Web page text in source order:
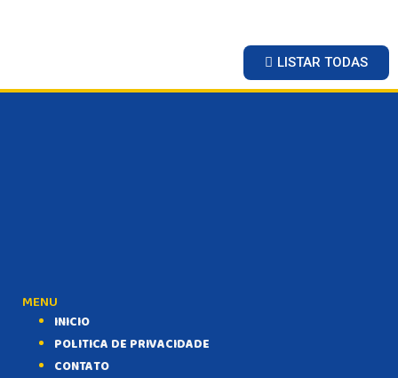
LISTAR TODAS
MENU
INICIO
POLITICA DE PRIVACIDADE
CONTATO
POLÍTICA